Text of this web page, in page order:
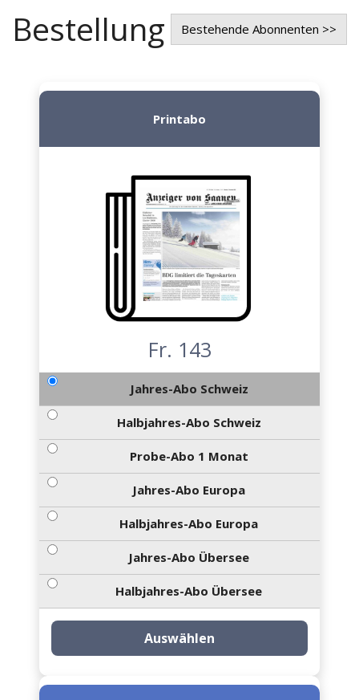
Bestellung Bestehende Abonnenten >>
Printabo
Fr. 143
Jahres-Abo Schweiz
Halbjahres-Abo Schweiz
Probe-Abo 1 Monat
Jahres-Abo Europa
Halbjahres-Abo Europa
Jahres-Abo Übersee
Halbjahres-Abo Übersee
Auswählen